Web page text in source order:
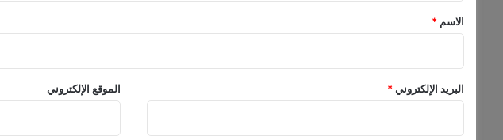
و
ا
*
الاسم *
البريد الإلكتروني* الموقع الإلكتروني